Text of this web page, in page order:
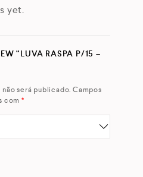
yet.
“LUVA RASPA P/15 –
será publicado. Campos
com*